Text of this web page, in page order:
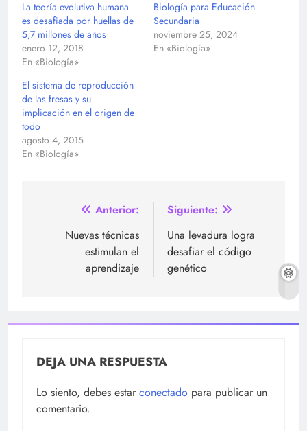
La teoría evolutiva humana
es desafiada por huellas de
5,7 millones de años
enero 12, 2018
En «Biología»
Biología para Educación
Secundaria
noviembre 25, 2024
En «Biología»
El sistema de reproducción
de las fresas y su
implicación en el origen de
todo
agosto 4, 2015
En «Biología»
Navegación
entradas
Anterior:
Nuevas técnicas
estimulan el
aprendizaje
Siguiente:
Una levadura logra
desafiar el código
genético
DEJA UNA RESPUESTA
Lo siento, debes estar conectado para publicar un
comentario.